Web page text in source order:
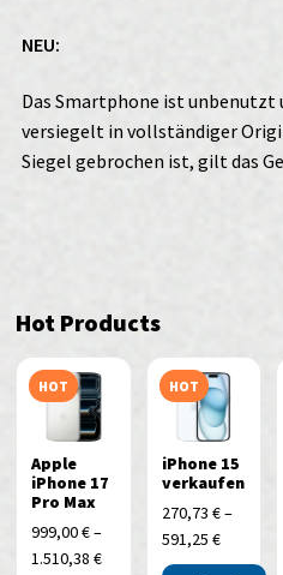
NEU:
Das Smartphone ist unbenutzt
versiegelt in vollständiger
Siegel gebrochen ist, gilt das
Hot Products
HOT
Apple
iPhone 17
Pro Max
999,00€–
1.510,38€
HOT
iPhone 15
verkaufen
270,73 €–
591,25 €